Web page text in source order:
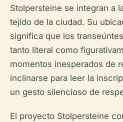
Stolpersteine se integran a
tejido de la ciudad. Su
significa que los
tanto literal como
momentos inesperados de
inclinarse para leer la
un gesto silencioso de
El proyecto Stolpersteine